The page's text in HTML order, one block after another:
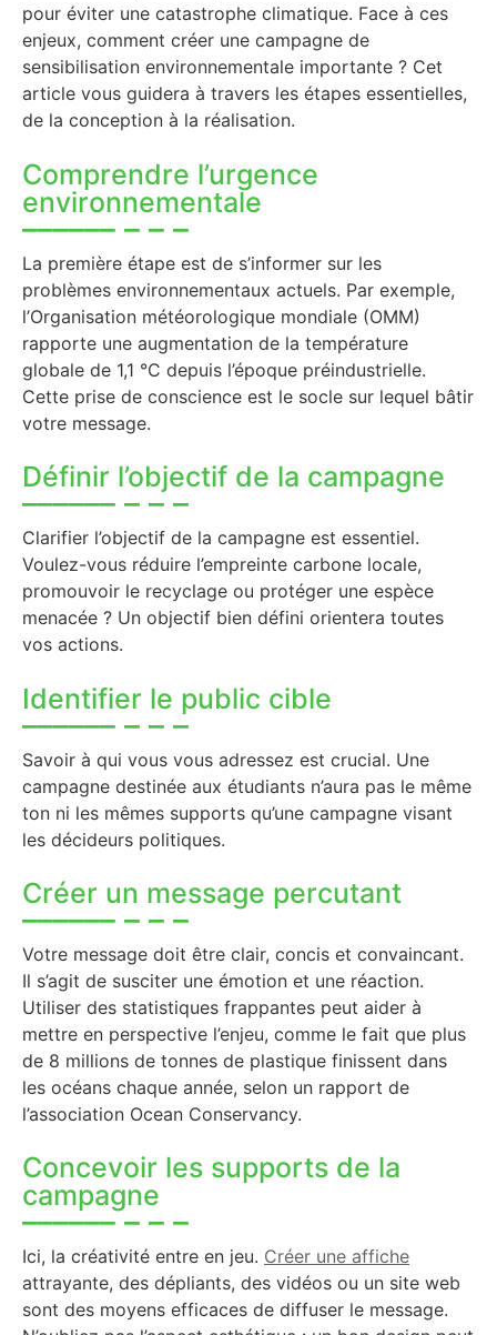
pour éviter une catastrophe climatique. Face à ces
enjeux, comment créer une campagne de
sensibilisation environnementale importante ? Cet
article vous guidera à travers les étapes essentielles,
de la conception à la réalisation.
Comprendre l’urgence
environnementale
La première étape est de s’informer sur les
problèmes environnementaux actuels. Par exemple,
l’Organisation météorologique mondiale (OMM)
rapporte une augmentation de la température
globale de 1,1 °C depuis l’époque préindustrielle.
Cette prise de conscience est le socle sur lequel bâtir
votre message.
Définir l’objectif de la campagne
Clarifier l’objectif de la campagne est essentiel.
Voulez-vous réduire l’empreinte carbone locale,
promouvoir le recyclage ou protéger une espèce
menacée ? Un objectif bien défini orientera toutes
vos actions.
Identifier le public cible
Savoir à qui vous vous adressez est crucial. Une
campagne destinée aux étudiants n’aura pas le même
ton ni les mêmes supports qu’une campagne visant
les décideurs politiques.
Créer un message percutant
Votre message doit être clair, concis et convaincant.
Il s’agit de susciter une émotion et une réaction.
Utiliser des statistiques frappantes peut aider à
mettre en perspective l’enjeu, comme le fait que plus
de 8 millions de tonnes de plastique finissent dans
les océans chaque année, selon un rapport de
l’association Ocean Conservancy.
Concevoir les supports de la
campagne
Ici, la créativité entre en jeu. Créer une affiche
attrayante, des dépliants, des vidéos ou un site web
sont des moyens efficaces de diffuser le message.